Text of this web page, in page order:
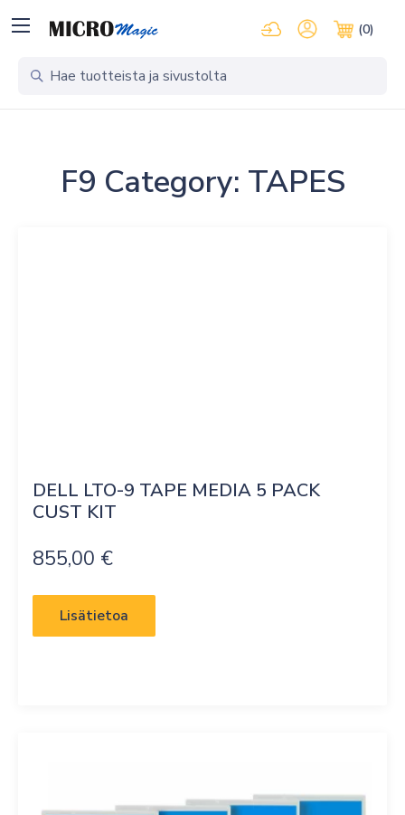
KirjauduOma tili
(0)
F9 Category: TAPES
DELL LTO-9 TAPE MEDIA 5 PACK
CUST KIT
855,00 €
Lisätietoa